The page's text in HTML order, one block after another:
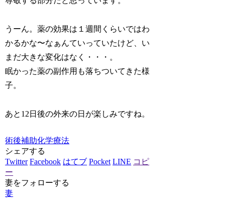
うーん。薬の効果は１週間くらいではわ
かるかな〜なぁんていっていたけど、い
まだ大きな変化はなく・・・。
眠かった薬の副作用も落ちついてきた様
子。
あと12日後の外来の日が楽しみですね。
術後補助化学療法
シェアする
Twitter Facebook はてブ Pocket LINE コピ
ー
妻をフォローする
妻